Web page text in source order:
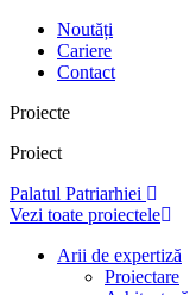
Noutăți
Cariere
Contact
Proiecte
Proiect
Palatul Patriarhiei
Vezi toate proiectele
Arii de expertiză
Proiectare